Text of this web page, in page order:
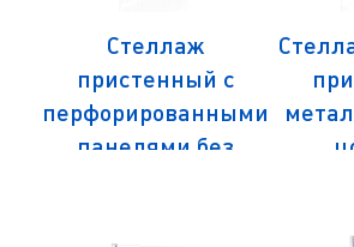
Стеллаж
пристенный с
перфорированными
панелями без